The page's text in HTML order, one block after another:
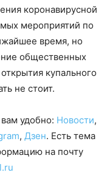
коронавирусной
мероприятий по
время, но
общественных
купального
не стоит.
удобно: Новости,
, Дзен. Есть тема
на почту